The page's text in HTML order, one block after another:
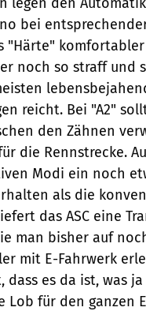
bei
"Härte"
noch so straff und
reicht. Bei "A2"
den Zähnen
die Rennstrecke.
Modi ein noch
als die
das ASC eine
man bisher auf
mit E-Fahrwerk
dass es da ist, was
Lob für den ganzen